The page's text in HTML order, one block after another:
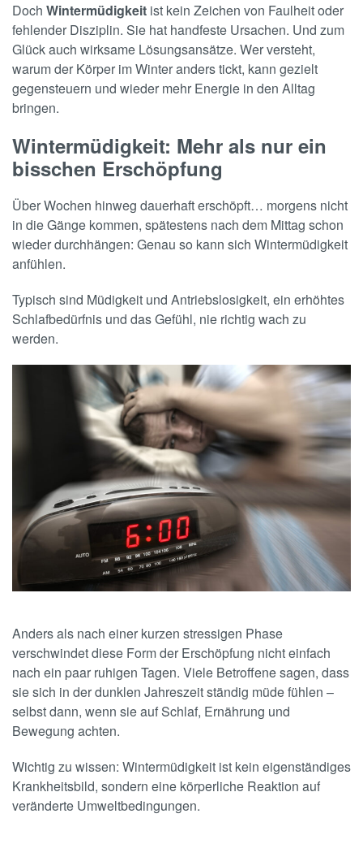
Doch Wintermüdigkeit ist kein Zeichen von Faulheit oder
fehlender Disziplin. Sie hat handfeste Ursachen. Und zum
Glück auch wirksame Lösungsansätze. Wer versteht,
warum der Körper im Winter anders tickt, kann gezielt
gegensteuern und wieder mehr Energie in den Alltag
bringen.
Wintermüdigkeit: Mehr als nur ein
bisschen Erschöpfung
Über Wochen hinweg dauerhaft erschöpft… morgens nicht
in die Gänge kommen, spätestens nach dem Mittag schon
wieder durchhängen: Genau so kann sich Wintermüdigkeit
anfühlen.
Typisch sind Müdigkeit und Antriebslosigkeit, ein erhöhtes
Schlafbedürfnis und das Gefühl, nie richtig wach zu
werden.
Anders als nach einer kurzen stressigen Phase
verschwindet diese Form der Erschöpfung nicht einfach
nach ein paar ruhigen Tagen. Viele Betroffene sagen, dass
sie sich in der dunklen Jahreszeit ständig müde fühlen –
selbst dann, wenn sie auf Schlaf, Ernährung und
Bewegung achten.
Wichtig zu wissen: Wintermüdigkeit ist kein eigenständiges
Krankheitsbild, sondern eine körperliche Reaktion auf
veränderte Umweltbedingungen.